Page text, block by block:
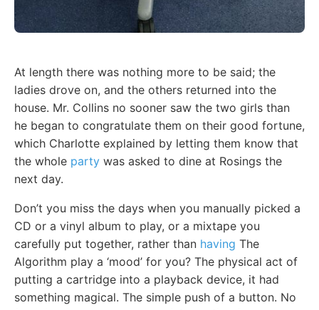
At length there was nothing more to be said; the
ladies drove on, and the others returned into the
house. Mr. Collins no sooner saw the two girls than
he began to congratulate them on their good fortune,
which Charlotte explained by letting them know that
the whole party was asked to dine at Rosings the
next day.
Don’t you miss the days when you manually picked a
CD or a vinyl album to play, or a mixtape you
carefully put together, rather than having The
Algorithm play a ‘mood’ for you? The physical act of
putting a cartridge into a playback device, it had
something magical. The simple push of a button. No